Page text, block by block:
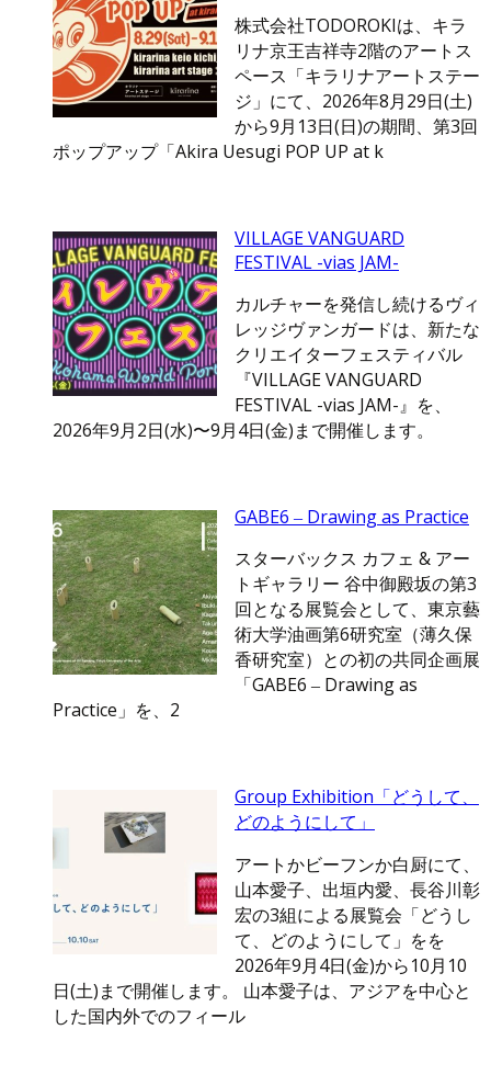
株式会社TODOROKIは、キラ
リナ京王吉祥寺2階のアートス
ペース「キラリナアートステー
ジ」にて、2026年8月29日(土)
から9月13日(日)の期間、第3回
ポップアップ「Akira Uesugi POP UP at k
VILLAGE VANGUARD
FESTIVAL -vias JAM-
カルチャーを発信し続けるヴィ
レッジヴァンガードは、新たな
クリエイターフェスティバル
『VILLAGE VANGUARD
FESTIVAL -vias JAM-』を、
2026年9月2日(水)〜9月4日(金)まで開催します。
GABE6 ‒ Drawing as Practice
スターバックス カフェ & アー
トギャラリー 谷中御殿坂の第3
回となる展覧会として、東京藝
術大学油画第6研究室（薄久保
香研究室）との初の共同企画展
「GABE6 ‒ Drawing as
Practice」を、2
Group Exhibition「どうして、
どのようにして」
アートかビーフンか白厨にて、
山本愛子、出垣内愛、長谷川彰
宏の3組による展覧会「どうし
て、どのようにして」をを
2026年9月4日(金)から10月10
日(土)まで開催します。 山本愛子は、アジアを中心と
した国内外でのフィール